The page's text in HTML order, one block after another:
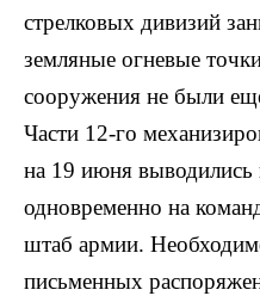
стрелковых дивизий
земляные огневые
сооружения не были
Части 12-го
на 19 июня
одновременно на
штаб армии.
письменных